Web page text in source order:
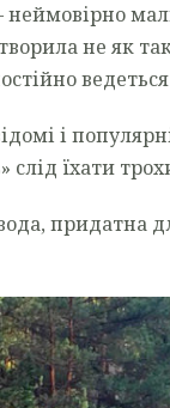
не як
і
їхати
придатна